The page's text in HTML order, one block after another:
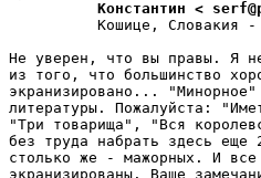
Константин <
Кошице, Словакия
Не уверен, что вы пpавы. Я
из того, что большинство
экpанизиpовано...
литературы. Пожалуйста:
"Три товарища", "Вся
без труда набрать здесь еще
столько же - мажоpных. И все
экpанизиpованы. Ваше